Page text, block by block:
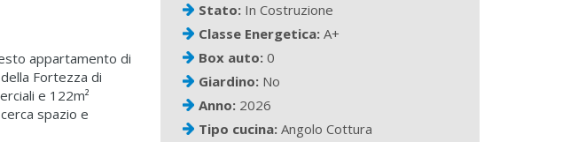
appartamento di
Fortezza di
e 122m²
spazio e
Stato: In Costruzione
Classe Energetica: A+
Box auto: 0
Giardino: No
Anno: 2026
Tipo cucina: Angolo Cottura